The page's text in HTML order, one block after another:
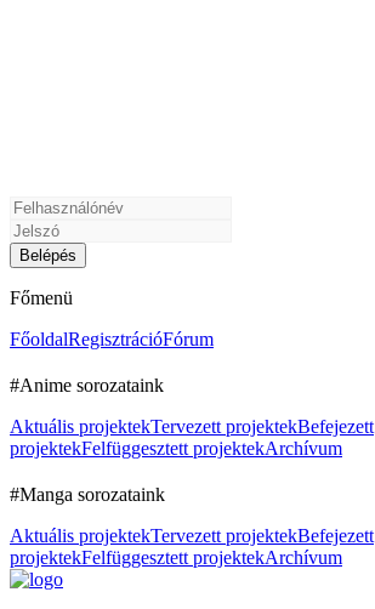
Főmenü
FőoldalRegisztrációFórum
#Anime sorozataink
Aktuális projektekTervezett projektekBefejezett
projektekFelfüggesztett projektekArchívum
#Manga sorozataink
Aktuális projektekTervezett projektekBefejezett
projektekFelfüggesztett projektekArchívum